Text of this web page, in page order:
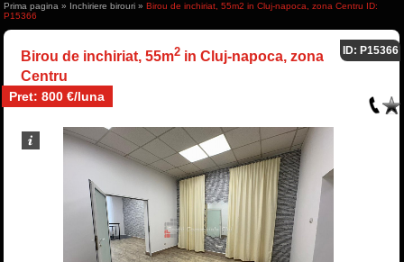
Prima pagina » Inchiriere birouri » Birou de inchiriat, 55m2 in Cluj-napoca, zona Centru ID:
P15366
Birou de inchiriat, 55m2in Cluj-napoca, zona
Centru
Pret: 800 €/luna
ID: P15366